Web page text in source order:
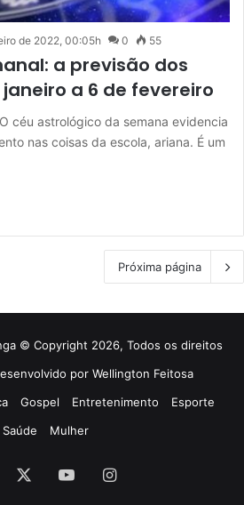
de 2022, 00:05h 0 55
a previsão dos
janeiro a 6 de fevereiro
céu astrológico da semana evidencia
nas coisas da escola, ariana. É um
Próxima página
© Copyright 2026, Todos os direitos
por Wellington Feitosa
Gospel Entretenimento
Esporte
Saúde
Mulher
YouTubeInstagram